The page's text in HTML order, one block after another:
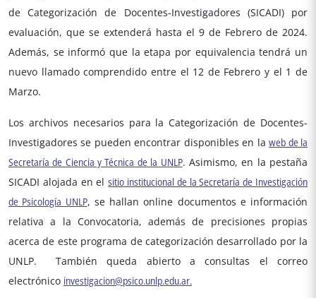
de Categorización de Docentes-Investigadores (SICADI) por
evaluación, que se extenderá hasta el 9 de Febrero de 2024.
Además, se informó que la etapa por equivalencia tendrá un
nuevo llamado comprendido entre el 12 de Febrero y el 1 de
Marzo.
Los archivos necesarios para la Categorización de Docentes-
Investigadores se pueden encontrar disponibles en laweb de la
Secretaría de Ciencia y Técnica de la UNLP. Asimismo, en la pestaña
SICADI alojada en elsitio institucional de la Secretaría de Investigación
de Psicología UNLP, se hallan online documentos e información
relativa a la Convocatoria, además de precisiones propias
acerca de este programa de categorización desarrollado por la
UNLP. También queda abierto a consultas el correo
electrónico investigacion@psico.unlp.edu.ar.